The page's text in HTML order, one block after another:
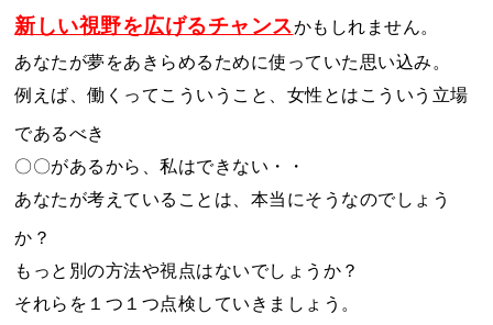
新しい視野を広げるチャンスかもしれません。
あなたが夢をあきらめるために使っていた思い込み。
例えば、働くってこういうこと、女性とはこういう立場
であるべき
〇〇があるから、私はできない・・
あなたが考えていることは、本当にそうなのでしょう
か？
もっと別の方法や視点はないでしょうか？
それらを１つ１つ点検していきましょう。